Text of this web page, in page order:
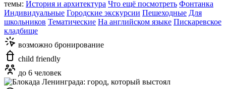
темы: История и архитектура Что ещё посмотреть Фонтанка
Индивидуальные Городские экскурсии Пешеходные Для
школьников Тематические На английском языке Пискаревское
кладбище
возможно бронирование
child friendly
до 6 человек